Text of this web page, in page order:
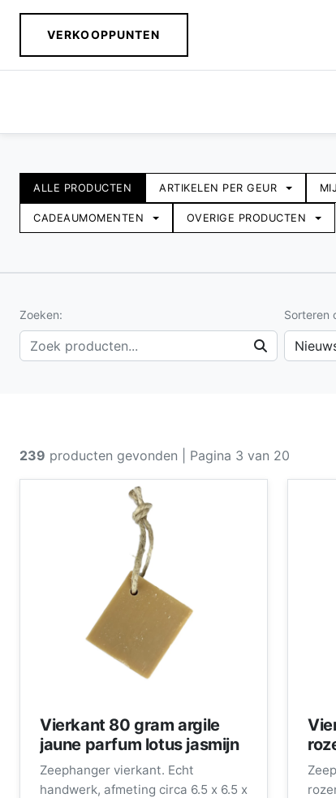
VERKOOPPUNTEN
Assortiment
ALLE PRODUCTEN ARTIKELEN PER GEUR
CADEAUMOMENTEN OVERIGE PRODUCTEN
Zoeken: Sorteren
239 producten gevonden | Pagina 3 van 20
Vierkant 80 gram argile
jaune parfum lotus jasmijn
Zeephanger vierkant. Echt
handwerk, afmeting circa 6.5 x 6.5 x